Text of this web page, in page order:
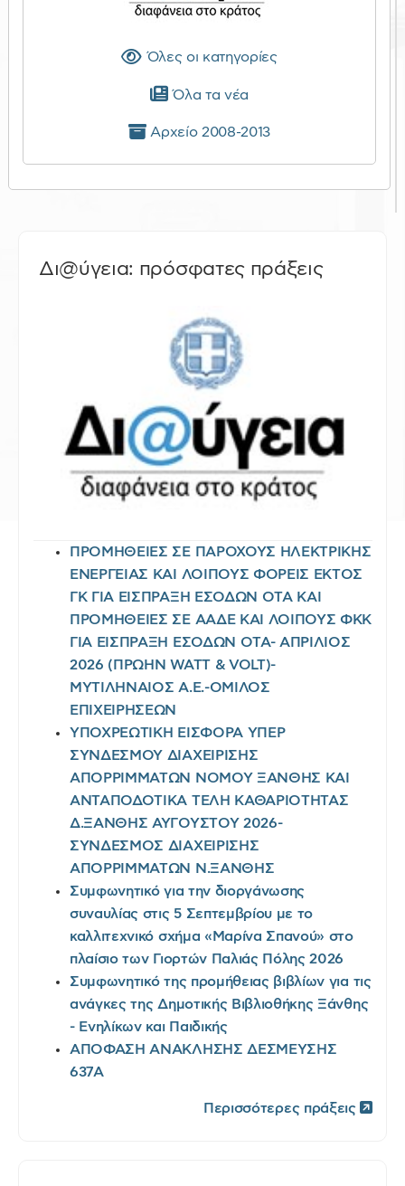
Όλες οι κατηγορίες
Όλα τα νέα
Αρχείο 2008-2013
Δι@ύγεια: πρόσφατες πράξεις
ΠΡΟΜΗΘΕΙΕΣ ΣΕ ΠΑΡΟΧΟΥΣ ΗΛΕΚΤΡΙΚΗΣ
ΕΝΕΡΓΕΙΑΣ ΚΑΙ ΛΟΙΠΟΥΣ ΦΟΡΕΙΣ ΕΚΤΟΣ
ΓΚ ΓΙΑ ΕΙΣΠΡΑΞΗ ΕΣΟΔΩΝ ΟΤΑ ΚΑΙ
ΠΡΟΜΗΘΕΙΕΣ ΣΕ ΑΑΔΕ ΚΑΙ ΛΟΙΠΟΥΣ ΦΚΚ
ΓΙΑ ΕΙΣΠΡΑΞΗ ΕΣΟΔΩΝ ΟΤΑ- ΑΠΡΙΛΙΟΣ
2026 (ΠΡΩΗΝ WATT & VOLT)-
ΜΥΤΙΛΗΝΑΙΟΣ Α.Ε.-ΟΜΙΛΟΣ
ΕΠΙΧΕΙΡΗΣΕΩΝ
ΥΠΟΧΡΕΩΤΙΚΗ ΕΙΣΦΟΡΑ ΥΠΕΡ
ΣΥΝΔΕΣΜΟΥ ΔΙΑΧΕΙΡΙΣΗΣ
ΑΠΟΡΡΙΜΜΑΤΩΝ ΝΟΜΟΥ ΞΑΝΘΗΣ ΚΑΙ
ΑΝΤΑΠΟΔΟΤΙΚΑ ΤΕΛΗ ΚΑΘΑΡΙΟΤΗΤΑΣ
Δ.ΞΑΝΘΗΣ ΑΥΓΟΥΣΤΟΥ 2026-
ΣΥΝΔΕΣΜΟΣ ΔΙΑΧΕΙΡΙΣΗΣ
ΑΠΟΡΡΙΜΜΑΤΩΝ Ν.ΞΑΝΘΗΣ
Συμφωνητικό για την διοργάνωσης
συναυλίας στις 5 Σεπτεμβρίου με το
καλλιτεχνικό σχήμα «Μαρίνα Σπανού» στο
πλαίσιο των Γιορτών Παλιάς Πόλης 2026
Συμφωνητικό της προμήθειας βιβλίων για τις
ανάγκες της Δημοτικής Βιβλιοθήκης Ξάνθης
- Ενηλίκων και Παιδικής
ΑΠΟΦΑΣΗ ΑΝΑΚΛΗΣΗΣ ΔΕΣΜΕΥΣΗΣ
637Α
Περισσότερες πράξεις